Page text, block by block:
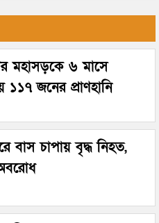
মহাসড়কে ৬ মাসে
১১৭ জনের প্রাণহানি
বাস চাপায় বৃদ্ধ নিহত,